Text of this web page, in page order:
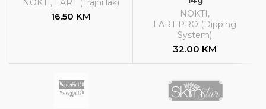
NOKTI , LART (Trajni lak)
16.50 KM
NOKTI,
LART PRO (Dipping
System)
32.00 KM